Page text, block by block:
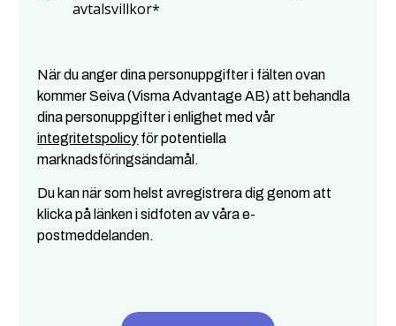
avtalsvillkor*
När du anger dina personuppgifter i fälten ovan
kommer Seiva (Visma Advantage AB) att behandla
dina personuppgifter i enlighet med vår
integritetspolicy för potentiella
marknadsföringsändamål.
Du kan när som helst avregistrera dig genom att
klicka på länken i sidfoten av våra e-
postmeddelanden.